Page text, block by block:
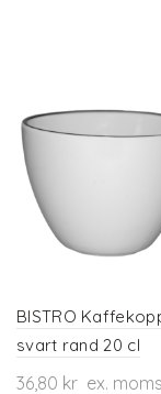
BISTRO
svart rand 20 cl
36,80 kr ex. moms